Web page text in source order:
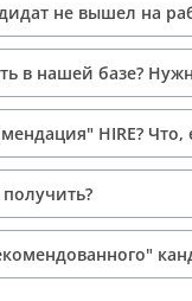
не вышел на
в нашей базе?
HIRE?